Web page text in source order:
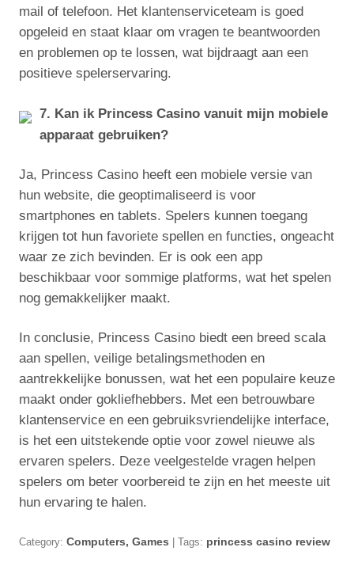
mail of telefoon. Het klantenserviceteam is goed
opgeleid en staat klaar om vragen te beantwoorden
en problemen op te lossen, wat bijdraagt aan een
positieve spelerservaring.
7. Kan ik Princess Casino vanuit mijn mobiele
apparaat gebruiken?
Ja, Princess Casino heeft een mobiele versie van
hun website, die geoptimaliseerd is voor
smartphones en tablets. Spelers kunnen toegang
krijgen tot hun favoriete spellen en functies, ongeacht
waar ze zich bevinden. Er is ook een app
beschikbaar voor sommige platforms, wat het spelen
nog gemakkelijker maakt.
In conclusie, Princess Casino biedt een breed scala
aan spellen, veilige betalingsmethoden en
aantrekkelijke bonussen, wat het een populaire keuze
maakt onder gokliefhebbers. Met een betrouwbare
klantenservice en een gebruiksvriendelijke interface,
is het een uitstekende optie voor zowel nieuwe als
ervaren spelers. Deze veelgestelde vragen helpen
spelers om beter voorbereid te zijn en het meeste uit
hun ervaring te halen.
Category: Computers, Games | Tags: princess casino review